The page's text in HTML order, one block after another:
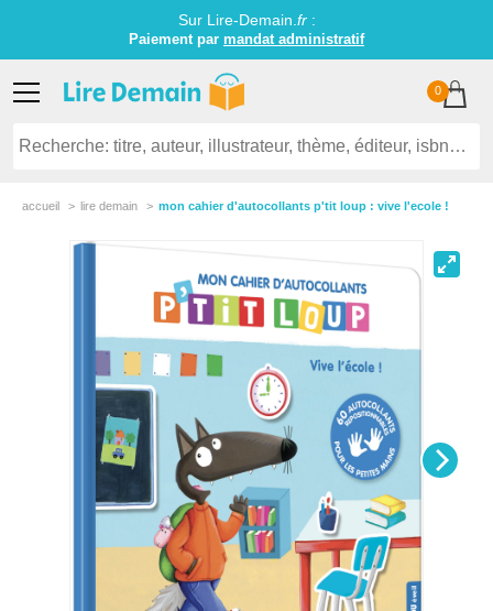
Sur Lire-Demain. fr:
Paiement par mandat administratif
0
accueil lire demain mon cahier d'autocollants p'tit loup : vive l'ecole !